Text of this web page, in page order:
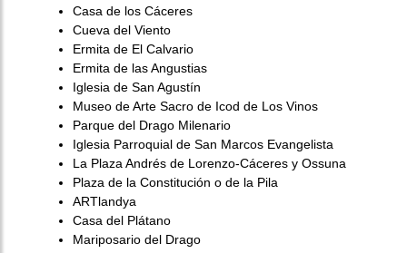
Casa de los Cáceres
Cueva del Viento
Ermita de El Calvario
Ermita de las Angustias
Iglesia de San Agustín
Museo de Arte Sacro de Icod de Los Vinos
Parque del Drago Milenario
Iglesia Parroquial de San Marcos Evangelista
La Plaza Andrés de Lorenzo-Cáceres y Ossuna
Plaza de la Constitución o de la Pila
ARTlandya
Casa del Plátano
Mariposario del Drago